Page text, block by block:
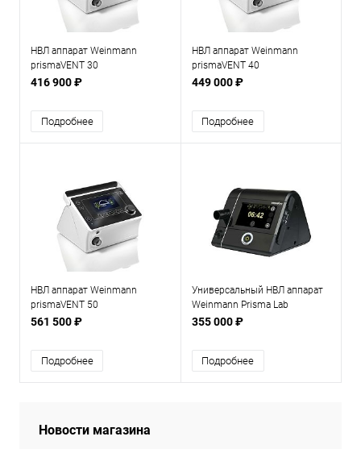
НВЛ аппарат Weinmann
prismaVENT 30
416 900 ₽
Подробнее
НВЛ аппарат Weinmann
prismaVENT 40
449 000 ₽
Подробнее
НВЛ аппарат Weinmann
prismaVENT 50
561 500 ₽
Подробнее
Универсальный НВЛ аппарат
Weinmann Prisma Lab
355 000 ₽
Подробнее
Новости магазина